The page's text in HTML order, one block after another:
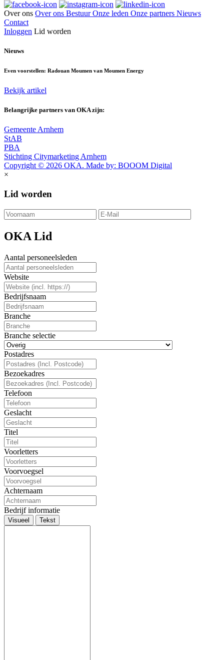
Over ons Over ons BestuurOnze leden Onze partners Nieuws
Contact
Inloggen Lid worden
Nieuws
Even voorstellen: Radouan Moumen van Moumen Energy
Bekijk artikel
Belangrijke partners van OKA zijn:
Gemeente Arnhem
StAB
PBA
Stichting Citymarketing Arnhem
Copyright © 2026 OKA. Made by: BOOOM Digital
×
Lid worden
OKA Lid
Aantal personeelsleden
Website
Bedrijfsnaam
Branche
Branche selectie
Postadres
Bezoekadres
Telefoon
Geslacht
Titel
Voorletters
Voorvoegsel
Achternaam
Bedrijf informatie
Visueel Tekst